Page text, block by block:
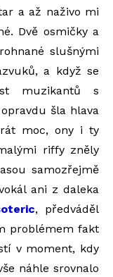
a až naživo mi
Dvě osmičky a
slušnými
a když se
muzikantů s
šla hlava
moc, ony i ty
riffy zněly
samozřejmě
ani z daleka
, předváděl
problémem fakt
v moment, kdy
náhle srovnalo